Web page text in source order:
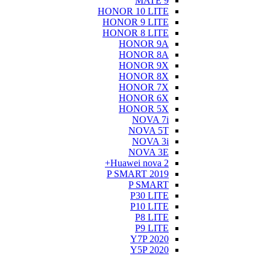
HONOR 10 LITE
HONOR 9 LITE
HONOR 8 LITE
HONOR 9A
HONOR 8A
HONOR 9X
HONOR 8X
HONOR 7X
HONOR 6X
HONOR 5X
NOVA 7i
NOVA 5T
NOVA 3i
NOVA 3E
Huawei nova 2+
P SMART 2019
P SMART
P30 LITE
P10 LITE
P8 LITE
P9 LITE
Y7P 2020
Y5P 2020